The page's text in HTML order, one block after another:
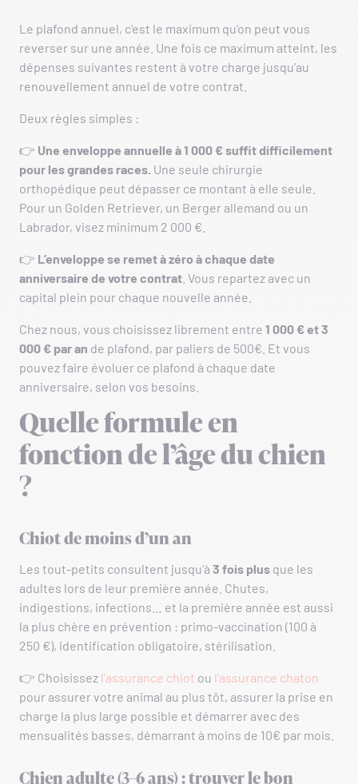
Le plafond annuel, c’est le maximum qu’on peut vous
reverser sur une année. Une fois ce maximum atteint, les
dépenses suivantes restent à votre charge jusqu’au
renouvellement annuel de votre contrat.
Deux règles simples :
👉 Une enveloppe annuelle à 1 000 € suffit difficilement
pour les grandes races. Une seule chirurgie
orthopédique peut dépasser ce montant à elle seule.
Pour un Golden Retriever, un Berger allemand ou un
Labrador, visez minimum 2 000 €.
👉 L’enveloppe se remet à zéro à chaque date
anniversaire de votre contrat . Vous repartez avec un
capital plein pour chaque nouvelle année.
Chez nous, vous choisissez librement entre 1 000 € et 3
000 € par an de plafond, par paliers de 500€. Et vous
pouvez faire évoluer ce plafond à chaque date
anniversaire, selon vos besoins.
Quelle formule en
fonction de l’âge du chien
?
Chiot de moins d’un an
Les tout-petits consultent jusqu’à 3 fois plus que les
adultes lors de leur première année. Chutes,
indigestions, infections… et la première année est aussi
la plus chère en prévention : primo-vaccination (100 à
250 €), identification obligatoire, stérilisation.
👉 Choisissez l’assurance chiot ou l’assurance chaton
pour assurer votre animal au plus tôt, assurer la prise en
charge la plus large possible et démarrer avec des
mensualités basses, démarrant à moins de 10€ par mois.
Chien adulte (3–6 ans) : trouver le bon